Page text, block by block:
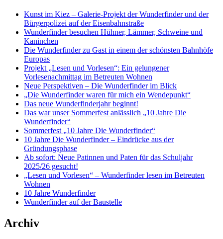
Kunst im Kiez – Galerie-Projekt der Wunderfinder und der
Bürgerpolizei auf der Eisenbahnstraße
Wunderfinder besuchen Hühner, Lämmer, Schweine und
Kaninchen
Die Wunderfinder zu Gast in einem der schönsten Bahnhöfe
Europas
Projekt „Lesen und Vorlesen“: Ein gelungener
Vorlesenachmittag im Betreuten Wohnen
Neue Perspektiven – Die Wunderfinder im Blick
„Die Wunderfinder waren für mich ein Wendepunkt“
Das neue Wunderfinderjahr beginnt!
Das war unser Sommerfest anlässlich „10 Jahre Die
Wunderfinder“
Sommerfest „10 Jahre Die Wunderfinder“
10 Jahre Die Wunderfinder – Eindrücke aus der
Gründungsphase
Ab sofort: Neue Patinnen und Paten für das Schuljahr
2025/26 gesucht!
„Lesen und Vorlesen“ – Wunderfinder lesen im Betreuten
Wohnen
10 Jahre Wunderfinder
Wunderfinder auf der Baustelle
Archiv